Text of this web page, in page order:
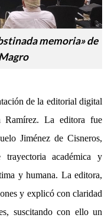
memoria» de
de la editorial digital
La editora fue
Jiménez de Cisneros,
académica y
y humana. La editora,
y explicó con claridad
suscitando con ello un